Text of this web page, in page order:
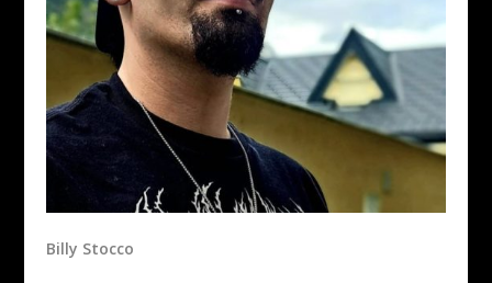
Billy Stocco